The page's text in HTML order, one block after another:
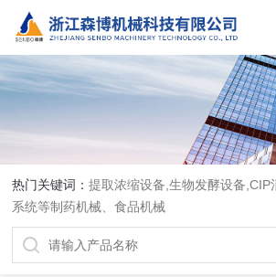
热门关键词：提取浓缩设备,生物发酵设备,CIP
系统等制药机械、食品机械